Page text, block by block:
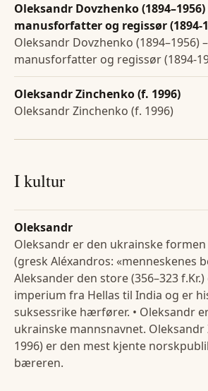
Oleksandr Dovzhenko
manusforfatter og regissør (1894-
Oleksandr Dovzhenko (1894–1956)
manusforfatter og regissør (1894-
Oleksandr Zinchenko (f. 1996)
Oleksandr Zinchenko (f. 1996)
I kultur
Oleksandr
Oleksandr er den ukrainske formen
(gresk Aléxandros: «menneskenes
Aleksander den store (356–323
imperium fra Hellas til India og er
suksessrike hærfører. • Oleksandr
ukrainske mannsnavnet. Oleksandr
1996) er den mest kjente
bæreren.